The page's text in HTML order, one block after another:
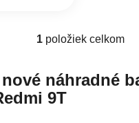
1 položiek celkom
náhradné
9T